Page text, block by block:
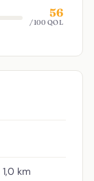
56
/100 QOL
1,0 km